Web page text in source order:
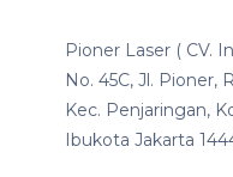
Pioner Laser ( CV.
No. 45C, Jl. Pioner,
Kec. Penjaringan,
Ibukota Jakarta